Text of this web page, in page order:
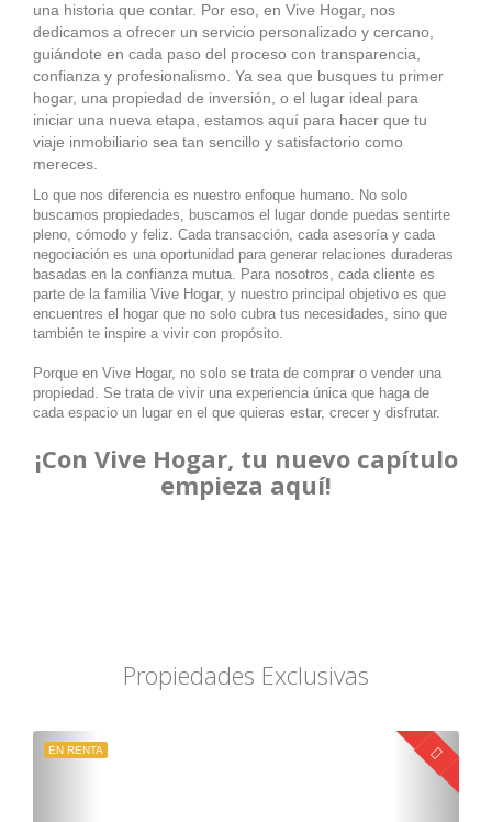
una historia que contar. Por eso, en Vive Hogar, nos
dedicamos a ofrecer un servicio personalizado y cercano,
guiándote en cada paso del proceso con transparencia,
confianza y profesionalismo. Ya sea que busques tu primer
hogar, una propiedad de inversión, o el lugar ideal para
iniciar una nueva etapa, estamos aquí para hacer que tu
viaje inmobiliario sea tan sencillo y satisfactorio como
mereces.
Lo que nos diferencia es nuestro enfoque humano. No solo
buscamos propiedades, buscamos el lugar donde puedas sentirte
pleno, cómodo y feliz. Cada transacción, cada asesoría y cada
negociación es una oportunidad para generar relaciones duraderas
basadas en la confianza mutua. Para nosotros, cada cliente es
parte de la familia Vive Hogar, y nuestro principal objetivo es que
encuentres el hogar que no solo cubra tus necesidades, sino que
también te inspire a vivir con propósito.
Porque en Vive Hogar, no solo se trata de comprar o vender una
propiedad. Se trata de vivir una experiencia única que haga de
cada espacio un lugar en el que quieras estar, crecer y disfrutar.
¡Con Vive Hogar, tu nuevo capítulo
empieza aquí!
Propiedades Exclusivas
EN RENTA